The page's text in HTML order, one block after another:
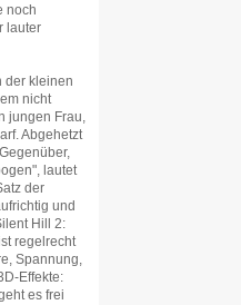
noch
lauter
der kleinen
nicht
jungen Frau,
Abgehetzt
lautet
der
und
Hill 2:
regelrecht
Spannung,
Effekte:
es frei